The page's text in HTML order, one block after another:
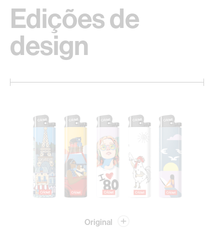
Edições de
design
Original